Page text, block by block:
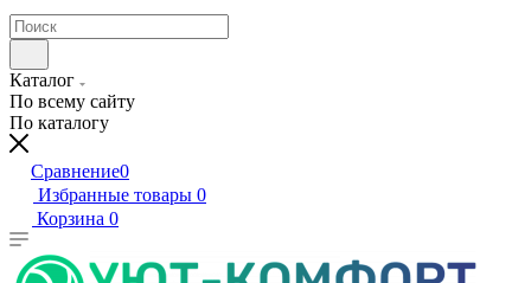
Каталог
По всему сайту
По каталогу
Сравнение0
Избранные товары 0
Корзина 0